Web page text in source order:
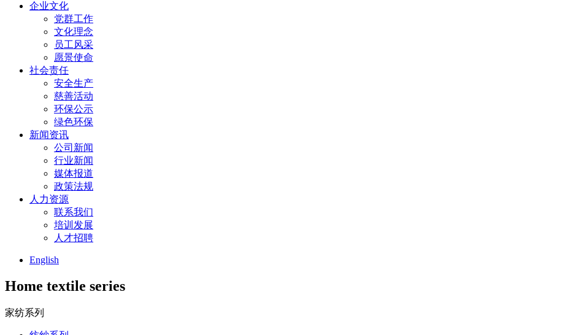
企业文化
党群工作
文化理念
员工风采
愿景使命
社会责任
安全生产
慈善活动
环保公示
绿色环保
新闻资讯
公司新闻
行业新闻
媒体报道
政策法规
人力资源
联系我们
培训发展
人才招聘
English
Home textile series
家纺系列